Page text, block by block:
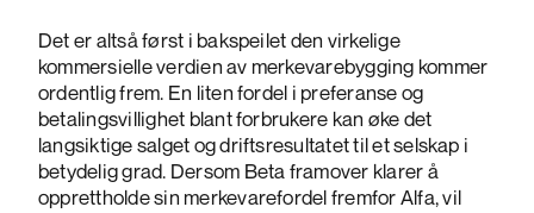
Det er altså først i bakspeilet den virkelige
kommersielle verdien av merkevarebygging kommer
ordentlig frem. En liten fordel i preferanse og
betalingsvillighet blant forbrukere kan øke det
langsiktige salget og driftsresultatet til et selskap i
betydelig grad. Dersom Beta framover klarer å
opprettholde sin merkevarefordel fremfor Alfa, vil